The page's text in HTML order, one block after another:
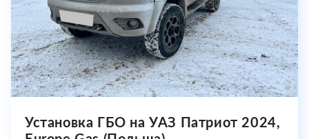
Установка ГБО на УАЗ Патриот 2024,